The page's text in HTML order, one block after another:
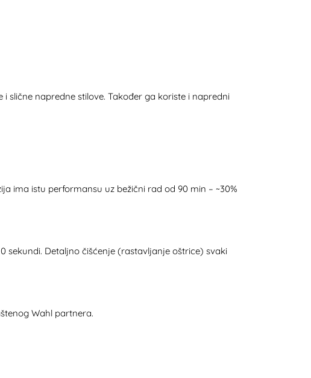
slične napredne stilove. Također ga koriste i napredni
ima istu performansu uz bežični rad od 90 min – ~30%
sekundi. Detaljno čišćenje (rastavljanje oštrice) svaki
Wahl partnera.